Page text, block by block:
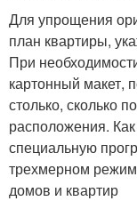
Для упрощения
план квартиры,
При
картонный макет,
столько, сколько
расположения.
специальную
трехмерном
домов и квартир